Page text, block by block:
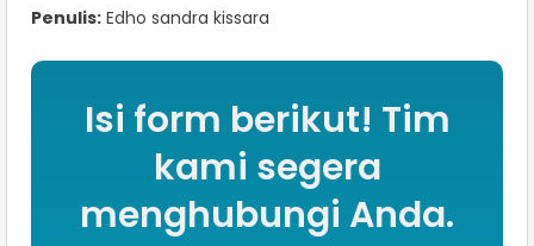
Penulis: Edho sandra kissara
Isi form berikut! Tim
kami segera
menghubungi Anda.